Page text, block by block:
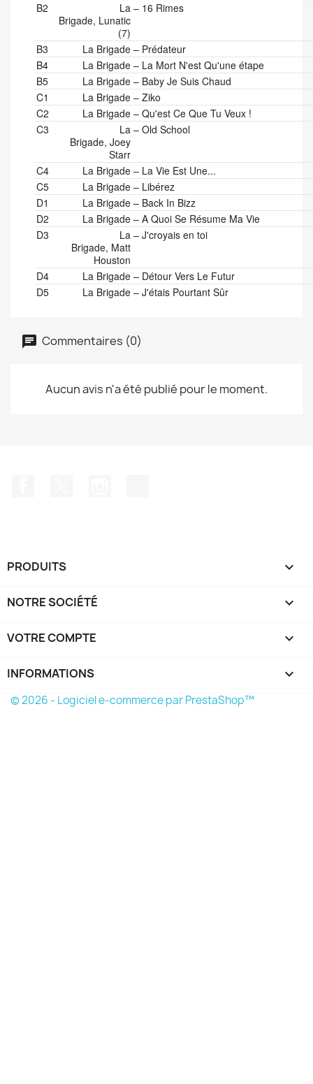
B2
–
La
Brigade, Lunatic
(7)
16 Rimes
B3 –
La Brigade
Prédateur
B4
–
La Brigade
La Mort N'est Qu'une étape
B5
–
La Brigade
Baby Je Suis Chaud
C1
–
La Brigade
Ziko
C2
–
La Brigade
Qu'est Ce Que Tu Veux !
C3
–
La
Brigade, Joey
Starr
Old School
C4 –
La Brigade
La Vie Est Une...
C5
–
La Brigade
Libérez
D1
–
La Brigade
Back In Bizz
D2
–
La Brigade
A Quoi Se Résume Ma Vie
D3
–
La
Brigade, Matt
Houston
J'croyais en toi
D4 –
La Brigade
Détour Vers Le Futur
D5
–
La Brigade J'étais Pourtant Sûr
Commentaires (0)
Aucun avis n'a été publié pour le moment.
PRODUITS 
NOTRE SOCIÉTÉ 
VOTRE COMPTE 
INFORMATIONS keyboard_arrow_down
© 2026 - Logiciel e-commerce par PrestaShop™